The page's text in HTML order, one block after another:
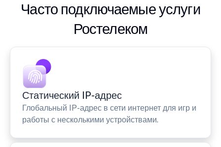
Часто подключаемые услуги
Ростелеком
Статический IP-адрес
Глобальный IP-адрес в сети интернет для игр и
работы с несколькими устройствами.